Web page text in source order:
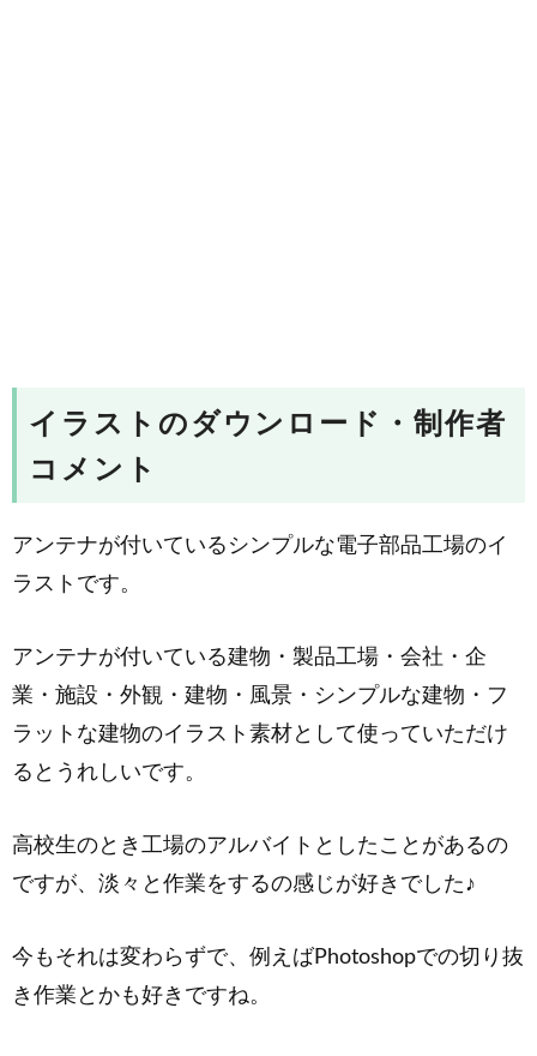
イラストのダウンロード・制作者
コメント
アンテナが付いているシンプルな電子部品工場のイ
ラストです。
アンテナが付いている建物・製品工場・会社・企
業・施設・外観・建物・風景・シンプルな建物・フ
ラットな建物のイラスト素材として使っていただけ
るとうれしいです。
高校生のとき工場のアルバイトとしたことがあるの
ですが、淡々と作業をするの感じが好きでした♪
今もそれは変わらずで、例えばPhotoshopでの切り抜
き作業とかも好きですね。